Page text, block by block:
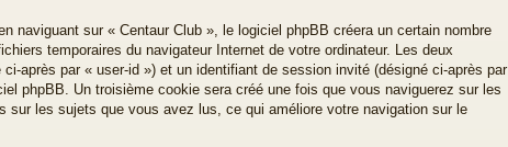
naviguant sur « Centaur Club », le logiciel phpBB créera un certain nombre
temporaires du navigateur Internet de votre ordinateur. Les deux
après par « user-id ») et un identifiant de session invité (désigné ci-après par
phpBB. Un troisième cookie sera créé une fois que vous naviguerez sur les
les sujets que vous avez lus, ce qui améliore votre navigation sur le